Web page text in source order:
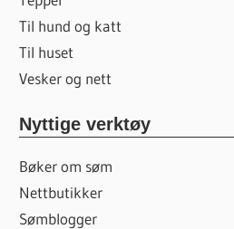
Til hund og katt
Til huset
Vesker og nett
Nyttige verktøy
Bøker om søm
Nettbutikker
Sømblogger